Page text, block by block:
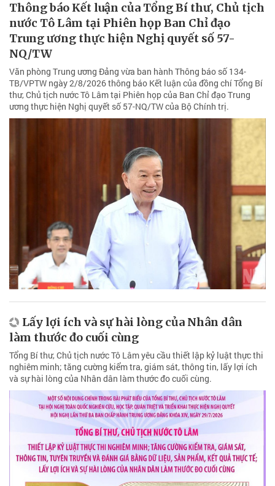
Thông báo Kết luận của Tổng Bí thư, Chủ tịch
nước Tô Lâm tại Phiên họp Ban Chỉ đạo
Trung ương thực hiện Nghị quyết số 57-
NQ/TW
Văn phòng Trung ương Đảng vừa ban hành Thông báo số 134-
TB/VPTW ngày 2/8/2026 thông báo Kết luận của đồng chí Tổng Bí
thư, Chủ tịch nước Tô Lâm tại Phiên họp của Ban Chỉ đạo Trung
ương thực hiện Nghị quyết số 57-NQ/TW của Bộ Chính trị.
Lấy lợi ích và sự hài lòng của Nhân dân
làm thước đo cuối cùng
Tổng Bí thư, Chủ tịch nước Tô Lâm yêu cầu thiết lập kỷ luật thực thi
nghiêm minh; tăng cường kiểm tra, giám sát, thông tin, lấy lợi ích
và sự hài lòng của Nhân dân làm thước đo cuối cùng.